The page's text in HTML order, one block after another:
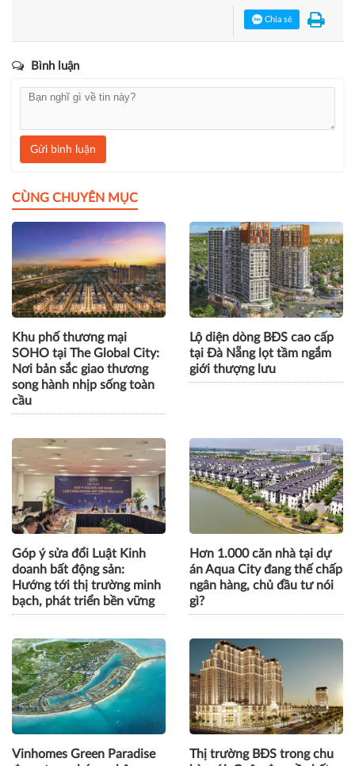
Chia sẻ
Bình luận
Gửi bình luận
CÙNG CHUYÊN MỤC
Khu phố thương mại
SOHO tại The Global City:
Nơi bản sắc giao thương
song hành nhịp sống toàn
cầu
Lộ diện dòng BĐS cao cấp
tại Đà Nẵng lọt tầm ngắm
giới thượng lưu
Góp ý sửa đổi Luật Kinh
doanh bất động sản:
Hướng tới thị trường minh
bạch, phát triển bền vững
Hơn 1.000 căn nhà tại dự
án Aqua City đang thế chấp
ngân hàng, chủ đầu tư nói
gì?
Vinhomes Green Paradise
Thị trường BĐS trong chu